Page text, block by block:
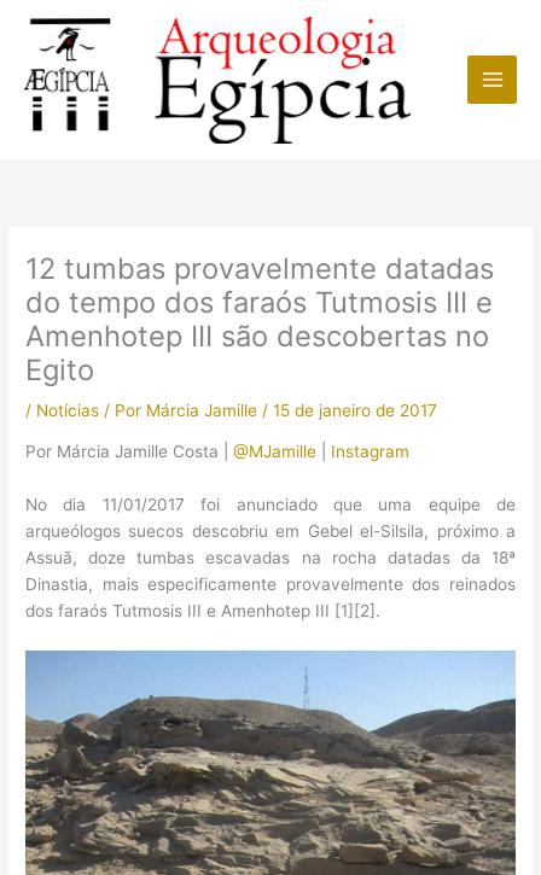
conteúdo
12 tumbas provavelmente datadas
do tempo dos faraós Tutmosis III e
Amenhotep III são descobertas no
Egito
/ Notícias / Por Márcia Jamille /15 de janeiro de 2017
Por Márcia Jamille Costa |@MJamille Instagram
No dia 11/01/2017 foi anunciado que uma equipe de
arqueólogos suecos descobriu em Gebel el-Silsila, próximo a
Assuã, doze tumbas escavadas na rocha datadas da 18ª
Dinastia, mais especificamente provavelmente dos reinados
dos faraós Tutmosis III e Amenhotep III [1][2].